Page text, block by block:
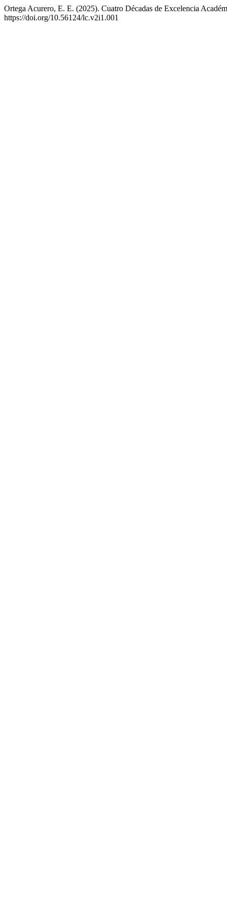
Ortega Acurero, E. E. (2025). Cuatro Décadas de Excelencia
https://doi.org/10.56124/lc.v2i1.001